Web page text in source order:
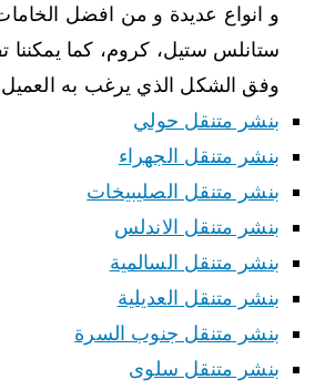
و انواع عديدة و من افضل
ستانلس ستيل، كروم، كما يمكننا
وفق الشكل الذي يرغب به
بنشر متنقل حولي
بنشر متنقل الجهراء
بنشر متنقل الصليبيخات
بنشر متنقل الاندلس
بنشر متنقل السالمية
بنشر متنقل العديلية
بنشر متنقل جنوب السرة
بنشر متنقل سلوى